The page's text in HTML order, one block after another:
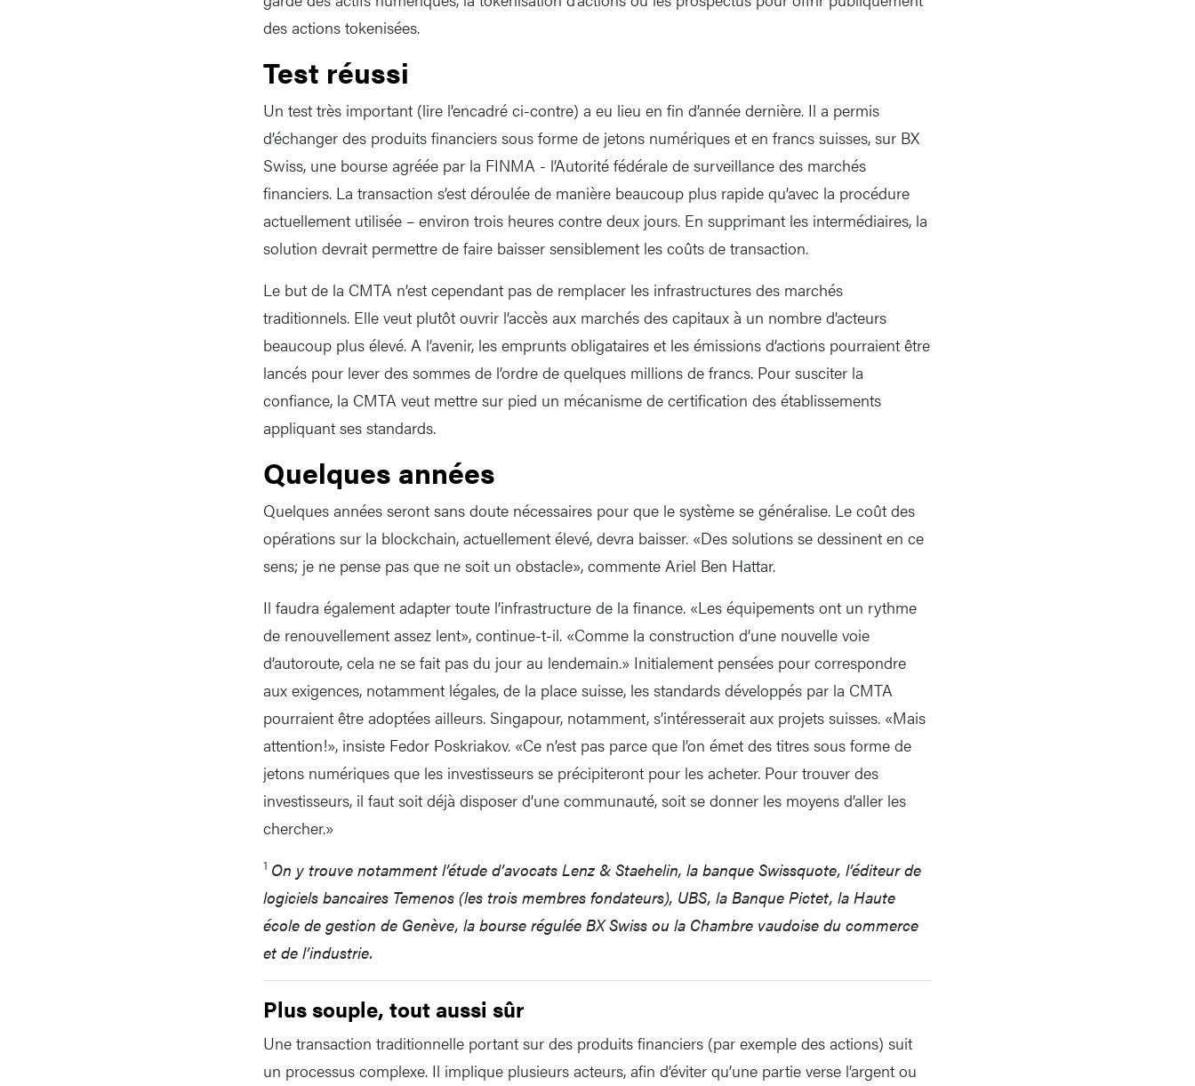
des actions tokenisées.
Test réussi
Un test très important (lire l’encadré ci-contre) a eu lieu en fin d’année dernière. Il a permis
d’échanger des produits financiers sous forme de jetons numériques et en francs suisses, sur BX
Swiss, une bourse agréée par la FINMA - l’Autorité fédérale de surveillance des marchés
financiers. La transaction s’est déroulée de manière beaucoup plus rapide qu’avec la procédure
actuellement utilisée – environ trois heures contre deux jours. En supprimant les intermédiaires, la
solution devrait permettre de faire baisser sensiblement les coûts de transaction.
Le but de la CMTA n’est cependant pas de remplacer les infrastructures des marchés
traditionnels. Elle veut plutôt ouvrir l’accès aux marchés des capitaux à un nombre d’acteurs
beaucoup plus élevé. A l’avenir, les emprunts obligataires et les émissions d’actions pourraient être
lancés pour lever des sommes de l’ordre de quelques millions de francs. Pour susciter la
confiance, la CMTA veut mettre sur pied un mécanisme de certification des établissements
appliquant ses standards.
Quelques années
Quelques années seront sans doute nécessaires pour que le système se généralise. Le coût des
opérations sur la blockchain, actuellement élevé, devra baisser. «Des solutions se dessinent en ce
sens; je ne pense pas que ne soit un obstacle», commente Ariel Ben Hattar.
Il faudra également adapter toute l’infrastructure de la finance. «Les équipements ont un rythme
de renouvellement assez lent», continue-t-il. «Comme la construction d’une nouvelle voie
d’autoroute, cela ne se fait pas du jour au lendemain.» Initialement pensées pour correspondre
aux exigences, notamment légales, de la place suisse, les standards développés par la CMTA
pourraient être adoptées ailleurs. Singapour, notamment, s’intéresserait aux projets suisses. «Mais
attention!», insiste Fedor Poskriakov. «Ce n’est pas parce que l’on émet des titres sous forme de
jetons numériques que les investisseurs se précipiteront pour les acheter. Pour trouver des
investisseurs, il faut soit déjà disposer d’une communauté, soit se donner les moyens d’aller les
chercher.»
1 On y trouve notamment l’étude d’avocats Lenz & Staehelin, la banque Swissquote, l’éditeur de
logiciels bancaires Temenos (les trois membres fondateurs), UBS, la Banque Pictet, la Haute
école de gestion de Genève, la bourse régulée BX Swiss ou la Chambre vaudoise du commerce
et de l’industrie.
Plus souple, tout aussi sûr
Une transaction traditionnelle portant sur des produits financiers (par exemple des actions) suit
un processus complexe. Il implique plusieurs acteurs, afin d’éviter qu’une partie verse l’argent ou